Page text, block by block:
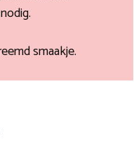
smaakje.